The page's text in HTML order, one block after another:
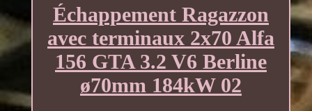
Échappement Ragazzon
avec terminaux 2x70 Alfa
156 GTA 3.2 V6 Berline
ø70mm 184kW 02